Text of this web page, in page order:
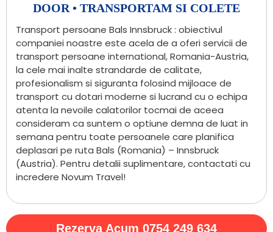
DOOR • TRANSPORTAM SI COLETE
Transport persoane Bals Innsbruck : obiectivul
companiei noastre este acela de a oferi servicii de
transport persoane international, Romania-Austria,
la cele mai inalte strandarde de calitate,
profesionalism si siguranta folosind mijloace de
transport cu dotari moderne si lucrand cu o echipa
atenta la nevoile calatorilor tocmai de aceea
consideram ca suntem o optiune demna de luat in
semana pentru toate persoanele care planifica
deplasari pe ruta Bals (Romania) – Innsbruck
(Austria). Pentru detalii suplimentare, contactati cu
incredere Novum Travel!
Rezerva Acum 0754 249 634